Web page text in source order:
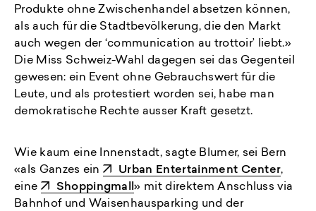
Produkte ohne Zwischenhandel absetzen können,
als auch für die Stadtbevölkerung, die den Markt
auch wegen der ‘communication au trottoir’ liebt.»
Die Miss Schweiz-Wahl dagegen sei das Gegenteil
gewesen: ein Event ohne Gebrauchswert für die
Leute, und als protestiert worden sei, habe man
demokratische Rechte ausser Kraft gesetzt.
Wie kaum eine Innenstadt, sagte Blumer, sei Bern
«als Ganzes ein
Urban Entertainment Center,
eine
Shoppingmall» mit direktem Anschluss via
Bahnhof und Waisenhausparking und der